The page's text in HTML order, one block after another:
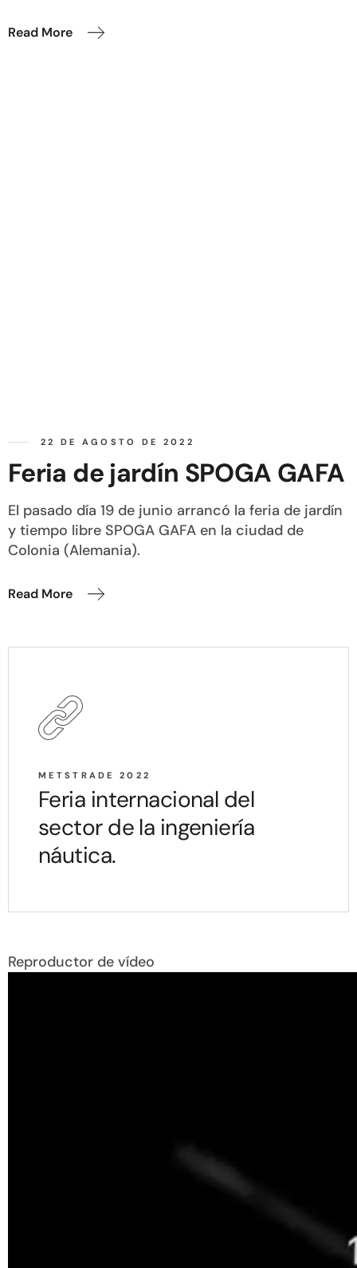
Read More
22 DE AGOSTO DE 2022
Feria de jardín SPOGA GAFA
El pasado día 19 de junio arrancó la feria de jardín
y tiempo libre SPOGA GAFA en la ciudad de
Colonia (Alemania).
Read More
METSTRADE 2022
Feria internacional del
sector de la ingeniería
náutica.
Reproductor de vídeo